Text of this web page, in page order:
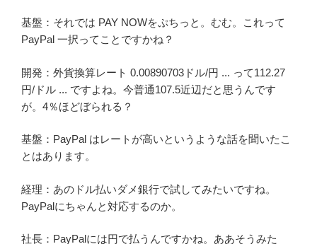
基盤：それでは PAY NOWをぷちっと。むむ。これって
PayPal 一択ってことですかね？
開発：外貨換算レート 0.00890703ドル/円 ... って112.27
円/ドル ... ですよね。今普通107.5近辺だと思うんです
が。4％ほどぼられる？
基盤：PayPal はレートが高いというような話を聞いたこ
とはあります。
経理：あのドル払いダメ銀行で試してみたいですね。
PayPalにちゃんと対応するのか。
社長：PayPalには円で払うんですかね。ああそうみた